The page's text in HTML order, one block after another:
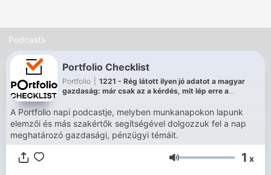
Podcasts
Portfolio Checklist
Portfolio
1221 - Rég látott ilyen jó adatot a magyar
gazdaság: már csak az a kérdés, mit lép erre a
A Portfolio napi podcastje, melyben munkanapokon lapunk
elemzői és más szakértők segítségével dolgozzuk fel a nap
meghatározó gazdasági, pénzügyi témáit.
Volum 1 x